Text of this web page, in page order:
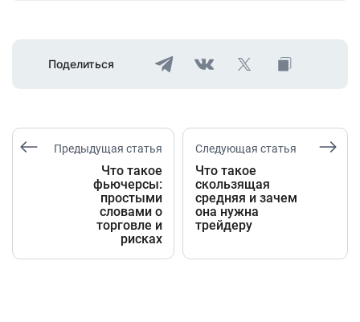
Поделиться
Предыдущая статья
Что такое
фьючерсы:
простыми
словами о
торговле и
рисках
Следующая статья
Что такое
скользящая
средняя и зачем
она нужна
трейдеру